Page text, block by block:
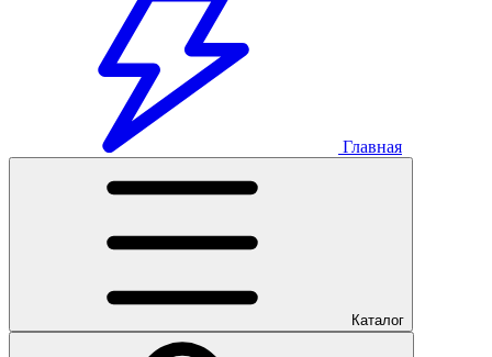
Главная
Каталог